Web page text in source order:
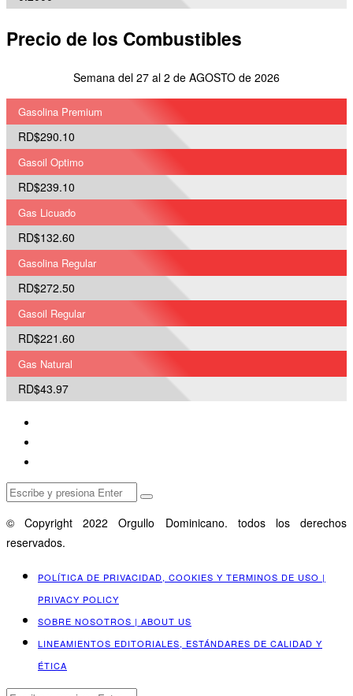
Precio de los Combustibles
Semana del 27 al 2 de AGOSTO de 2026
Gasolina Premium
RD$290.10
Gasoil Optimo
RD$239.10
Gas Licuado
RD$132.60
Gasolina Regular
RD$272.50
Gasoil Regular
RD$221.60
Gas Natural
RD$43.97
© Copyright 2022 Orgullo Dominicano. todos los derechos
reservados.
POLÍTICA DE PRIVACIDAD, COOKIES Y TERMINOS DE USO |
PRIVACY POLICY
SOBRE NOSOTROS | ABOUT US
LINEAMIENTOS EDITORIALES, ESTÁNDARES DE CALIDAD Y
ÉTICA